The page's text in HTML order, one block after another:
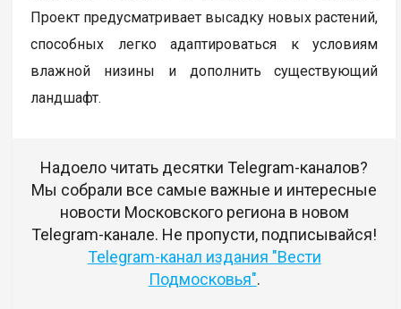
Проект предусматривает высадку новых растений,
способных легко адаптироваться к условиям
влажной низины и дополнить существующий
ландшафт.
Надоело читать десятки Telegram-каналов?
Мы собрали все самые важные и интересные
новости Московского региона в новом
Telegram-канале. Не пропусти, подписывайся!
Telegram-канал издания "Вести
Подмосковья".